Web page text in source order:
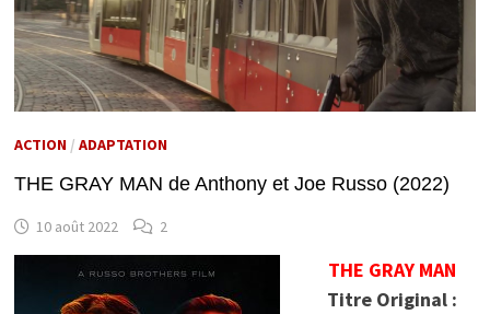
ACTION/ ADAPTATION
THE GRAY MAN de Anthony et Joe Russo (2022)
10 août 2022 2
THE GRAY MAN
Titre Original :